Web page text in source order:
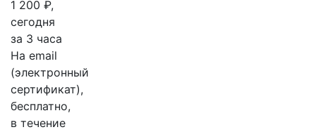
1 200 ₽,
сегодня
за 3 часа
На email
(электронный
сертификат),
бесплатно,
в течение